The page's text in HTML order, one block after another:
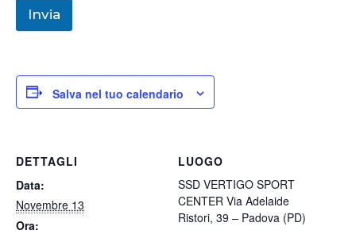
Invia
Salva nel tuo calendario
DETTAGLI
Data:
Novembre 13
Ora:
LUOGO
SSD VERTIGO SPORT
CENTER Via Adelaide
Ristori, 39 – Padova (PD)